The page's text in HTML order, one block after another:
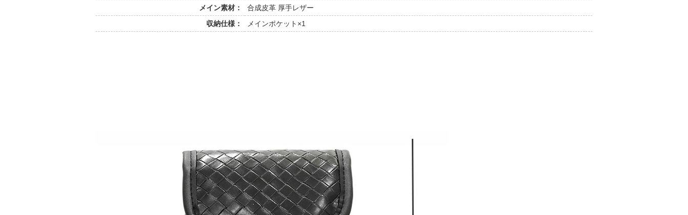
メイン素材：
合成皮革 厚手レザー
収納仕様：
メインポケット×1